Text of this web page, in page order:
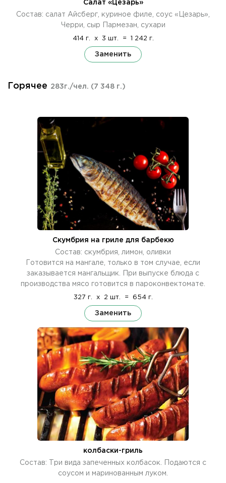
Салат «Цезарь»
Состав: салат Айсберг, куриное филе, соус «Цезарь»,
Черри, сыр Пармезан, сухари
414 г. x 3 шт. = 1 242 г.
Заменить
Горячее 283г./чел. (7 348 г.)
Скумбрия на гриле для барбекю
Состав: скумбрия, лимон, оливки
Готовится на мангале, только в том случае, если
заказывается мангальщик. При выпуске блюда с
производства мясо готовится в пароконвектомате.
327 г. x 2 шт. = 654 г.
Заменить
колбаски-гриль
Состав: Три вида запеченных колбасок. Подаются с
соусом и маринованным луком.